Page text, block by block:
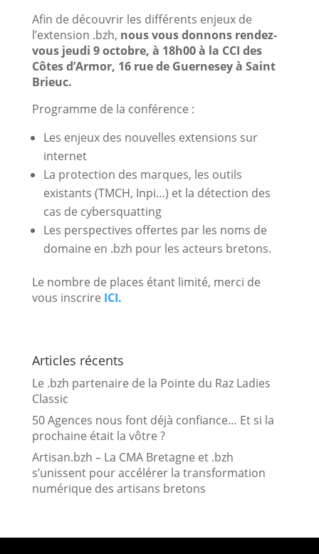
Afin de découvrir les différents enjeux de
l’extension .bzh, nous vous donnons rendez-
vous jeudi 9 octobre, à 18h00 à la CCI des
Côtes d’Armor, 16 rue de Guernesey à Saint
Brieuc.
Programme de la conférence :
Les enjeux des nouvelles extensions sur
internet
La protection des marques, les outils
existants (TMCH, Inpi…) et la détection des
cas de cybersquatting
Les perspectives offertes par les noms de
domaine en .bzh pour les acteurs bretons.
Le nombre de places étant limité, merci de
vous inscrire ICI.
Articles récents
Le .bzh partenaire de la Pointe du Raz Ladies
Classic
50 Agences nous font déjà confiance… Et si la
prochaine était la vôtre ?
Artisan.bzh – La CMA Bretagne et .bzh
s’unissent pour accélérer la transformation
numérique des artisans bretons